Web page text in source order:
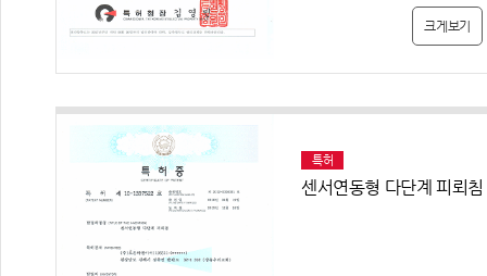
크게보기
특허
센서연동형 다단계 피뢰침